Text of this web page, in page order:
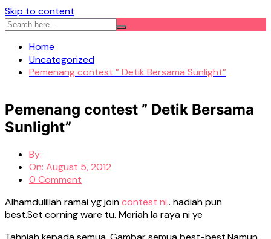
Skip to content
Home
Uncategorized
Pemenang contest ” Detik Bersama Sunlight”
Pemenang contest ” Detik Bersama
Sunlight”
By:
On: August 5, 2012
0 Comment
Alhamdulillah ramai yg joincontest ni.. hadiah pun
best.Set corning ware tu. Meriah la raya ni ye